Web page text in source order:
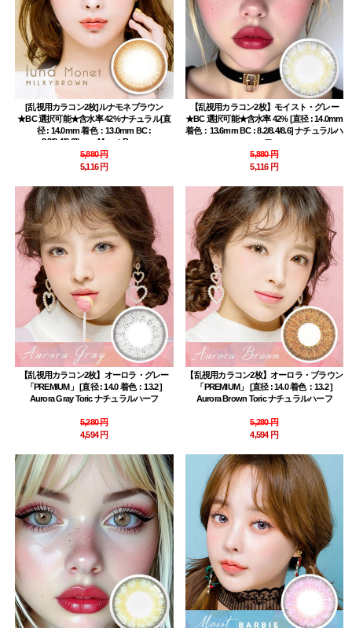
[乱視用カラコン2枚]ルナモネブラウン
★BC 選択可能★含水率 42%ナチュラル[直
径 : 14.0mm 着色：13.0mm BC :
8.2/8.4/8.6]Luna Monet Brown
5,880 円
5,116 円
【乱視用カラコン2枚】モイスト・グレー
★BC 選択可能★含水率 42% [直径 : 14.0mm
着色：13.6mm BC : 8.2/8.4/8.6] ナチュラルハ
ーフ
5,880 円
5,116 円
【乱視用カラコン2枚】オーロラ・グレー
「PREMIUM」 [直径 : 14.0 着色：13.2 ]
Aurora Gray Toric ナチュラルハーフ
5,280 円
4,594 円
【乱視用カラコン2枚】オーロラ・ブラウン
「PREMIUM」 [直径 : 14.0 着色：13.2 ]
Aurora Brown Toric ナチュラルハーフ
5,280 円
4,594 円